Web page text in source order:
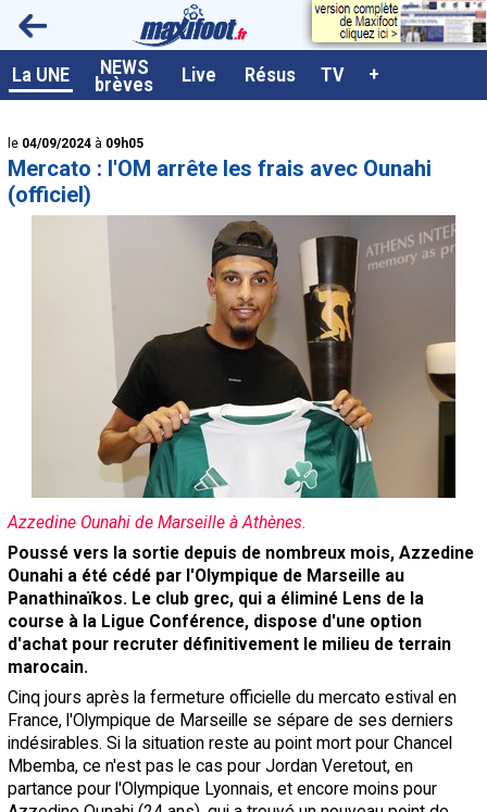
La UNE NEWS
brèves Live Résus TV +
<
le 04/09/2024 à 09h05
Mercato : l'OM arrête les frais avec Ounahi
(officiel)
Azzedine Ounahi de Marseille à Athènes.
Poussé vers la sortie depuis de nombreux mois, Azzedine
Ounahi a été cédé par l'Olympique de Marseille au
Panathinaïkos. Le club grec, qui a éliminé Lens de la
course à la Ligue Conférence, dispose d'une option
d'achat pour recruter définitivement le milieu de terrain
marocain.
Cinq jours après la fermeture officielle du mercato estival en
France, l'Olympique de Marseille se sépare de ses derniers
indésirables. Si la situation reste au point mort pour Chancel
Mbemba, ce n'est pas le cas pour Jordan Veretout, en
partance pour l'Olympique Lyonnais, et encore moins pour
A la UNE
Live / Matchs en direct
Résultats et Classements
Tableau transferts L1
Taille de la police
Paramètrages / Options
Contact / Signaler un bug
Recrutement Maxifoot
Mentions légales
site web Maxifoot.fr